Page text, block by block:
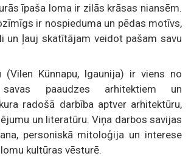
īpaša loma ir zilās krāsas niansēm.
ir nospieduma un pēdas motīvs,
un ļauj skatītājam veidot pašam savu
(Vilen Künnapu, Igaunija) ir viens no
savas paaudzes arhitektiem un
radošā darbība aptver arhitektūru,
un literatūru. Viņa darbos savijas
personiskā mitoloģija un interese
kultūras vēsturē.